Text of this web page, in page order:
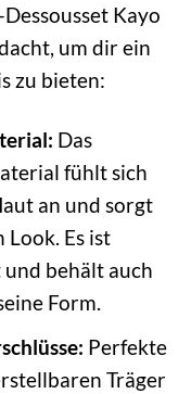
Kayo
um dir ein
zu bieten:
Das
fühlt sich
an und sorgt
Es ist
behält auch
Form.
Perfekte
Träger